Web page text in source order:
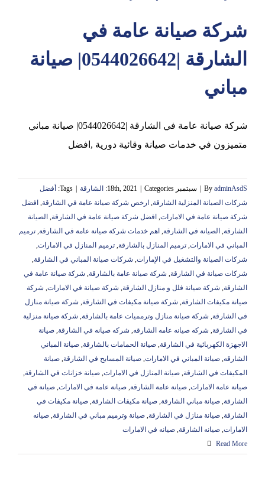
شركة صيانة عامة في
الشارقة |0544026642| صيانة
مباني
شركة صيانة عامة في الشارقة |0544026642| صيانة مباني
متميزون في خدمات صيانة وقائية دورية ,افضل
By adminAsdS سبتمبر 18th, 2021 Categories: الشارقة Tags:
أفضل
شركات الصيانة المنزلية الشارقة, ارخص شركة صيانة عامة في الشارقة, افضل
شركة صيانة عامة في الامارات, افضل شركة صيانة عامة في الشارقة, الصيانة
الشارقة, الصيانة في الشارقة, اهم خدمات شركة صيانة عامة في الشارقة, ترميم
المباني في الامارات, ترميم المنازل بالشارقة, ترميم المنازل في الامارات,
شركات الصيانة والتشغيل في الإمارات, شركات صيانة المباني في الشارقة,
شركات صيانة في الشارقة, شركة صيانة عامة بالشارقة, شركة صيانة عامة في
الشارقة, شركة صيانة فلل و منازل الشارقة, شركة صيانة في الامارات, شركة
صيانة مكيفات الشارقة, شركة صيانة مكيفات في الشارقة, شركة صيانة منازل
في الشارقة, شركة صيانة منازل وترمميات عامة بالشارقة, شركة صيانة منزلية
في الشارقة, شركه صيانه عامه الشارقه, شركه صيانه في الشارقة, صيانة
الاجهزة الكهربائية في الشارقة, صيانة الحمامات بالشارقة, صيانة المباني
الشارقه, صيانة المباني في الامارات, صيانة المسابح في الشارقة, صيانة
المكيفات في الشارقة, صيانة المنازل في الامارات, صيانة خزانات في الشارقة,
صيانة عامة الامارات, صيانة عامة الشارقة, صيانة عامة في الامارات, صيانة في
الشارقة, صيانة مباني الشارقة, صيانة مكيفات الشارقة, صيانة مكيفات في
الشارقة, صيانة منازل في الشارقة, صيانة وترميم مباني في الشارقة, صيانه
الامارات, صيانه الشارقة, صيانه في الامارات
Read More